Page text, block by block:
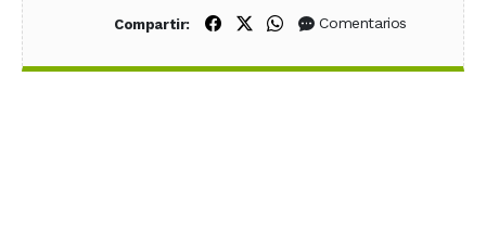
Compartir: Compartir en Facebook
Compartir en X (Twitter)
Compartir en WhatsApp
Comentarios